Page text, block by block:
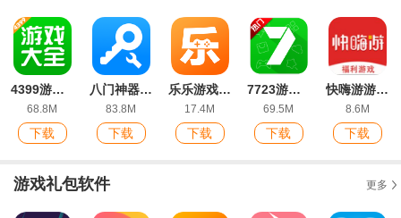
4399游戏盒官方正版
68.8M
下载
八门神器最好用的版本
83.8M
下载
乐乐游戏盒子安卓版
17.4M
下载
7723游戏盒子2026最新版
69.5M
下载
快嗨游游戏盒子安卓版
8.6M
下载
游戏礼包软件 更多